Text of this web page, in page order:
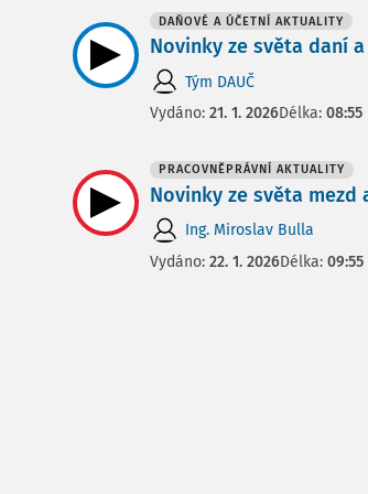
DAŇOVÉ A ÚČETNÍ AKTUALITY
Novinky ze světa daní a
Tým DAUČ
Vydáno: 21. 1. 2026Délka: 08:55
PRACOVNĚPRÁVNÍ AKTUALITY
Novinky ze světa mezd
Ing. Miroslav Bulla
Vydáno: 22. 1. 2026Délka: 09:55